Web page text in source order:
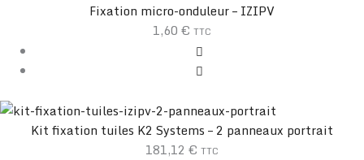
Fixation micro-onduleur – IZIPV
1,60 € TTC
Kit fixation tuiles K2 Systems – 2 panneaux portrait
181,12 € TTC